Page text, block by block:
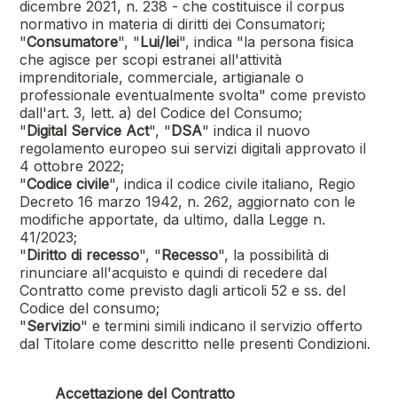
dicembre 2021, n. 238 - che costituisce il corpus
normativo in materia di diritti dei Consumatori;
"Consumatore", "Lui/lei", indica "la persona fisica
che agisce per scopi estranei all'attività
imprenditoriale, commerciale, artigianale o
professionale eventualmente svolta" come previsto
dall'art. 3, lett. a) del Codice del Consumo;
"Digital Service Act", "DSA" indica il nuovo
regolamento europeo sui servizi digitali approvato il
4 ottobre 2022;
"Codice civile", indica il codice civile italiano, Regio
Decreto 16 marzo 1942, n. 262, aggiornato con le
modifiche apportate, da ultimo, dalla Legge n.
41/2023;
"Diritto di recesso", "Recesso", la possibilità di
rinunciare all'acquisto e quindi di recedere dal
Contratto come previsto dagli articoli 52 e ss. del
Codice del consumo;
"Servizio" e termini simili indicano il servizio offerto
dal Titolare come descritto nelle presenti Condizioni.
Accettazione del Contratto